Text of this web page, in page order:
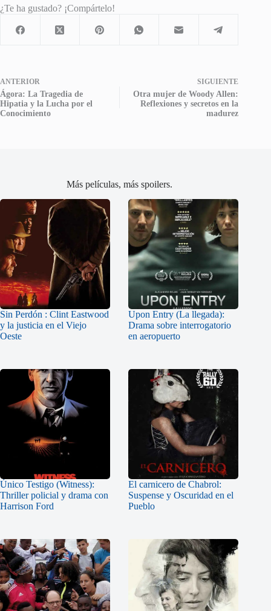
¿Te ha gustado? ¡Compártelo!
ANTERIOR
Ágora: La Tragedia de
Hipatia y la Lucha por el
Conocimiento
SIGUIENTE
Otra mujer de Woody Allen:
Reflexiones y secretos en la
madurez
Más películas, más spoilers.
Sin Perdón : Clint Eastwood
y la justicia en el Viejo
Oeste
Upon Entry (La llegada):
Drama sobre interrogatorio
en aeropuerto
Único Testigo (Witness):
Thriller policial y drama con
Harrison Ford
El carnicero de Chabrol:
Suspense y Oscuridad en el
Pueblo